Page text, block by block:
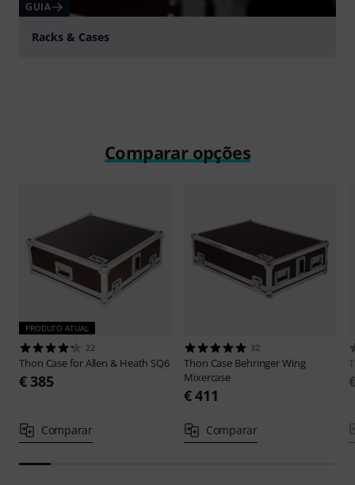
GUIA
Racks & Cases
Comparar opções
PRODUTO ATUAL
22
Thon Case for Allen & Heath SQ6
€ 385
Comparar
32
Thon Case Behringer Wing
Mixercase
€ 411
Comparar